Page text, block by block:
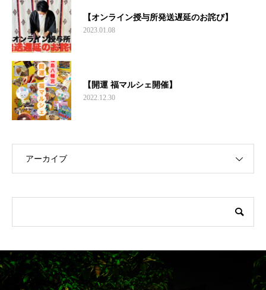
【オンライン授与所発送遅延のお詫び】
2023.01.08
【開運 福マルシェ開催】
2022.12.30
アーカイブ